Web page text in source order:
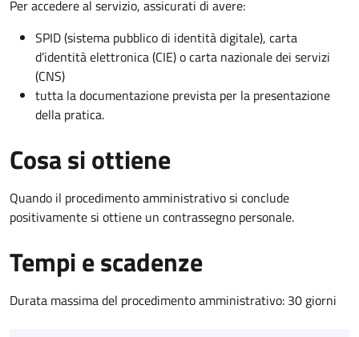
Per accedere al servizio, assicurati di avere:
SPID (sistema pubblico di identità digitale), carta
d’identità elettronica (CIE) o carta nazionale dei servizi
(CNS)
tutta la documentazione prevista per la presentazione
della pratica.
Cosa si ottiene
Quando il procedimento amministrativo si conclude
positivamente si ottiene un contrassegno personale.
Tempi e scadenze
Durata massima del procedimento amministrativo: 30 giorni